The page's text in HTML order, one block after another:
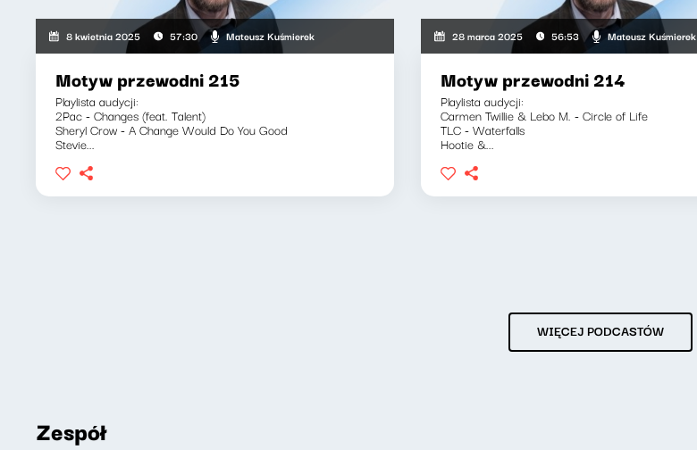
8 kwietnia 2025 57:30 Mateusz Kuśmierek
Motyw przewodni 215
Playlista audycji:
2Pac - Changes (feat. Talent)
Sheryl Crow - A Change Would Do You Good
Stevie...
28 marca 2025 56:53 Mateusz Kuśmierek
Motyw przewodni 214
Playlista audycji:
Carmen Twillie & Lebo M. - Circle of Life
TLC - Waterfalls
Hootie &...
WIĘCEJ PODCASTÓW
Zespół